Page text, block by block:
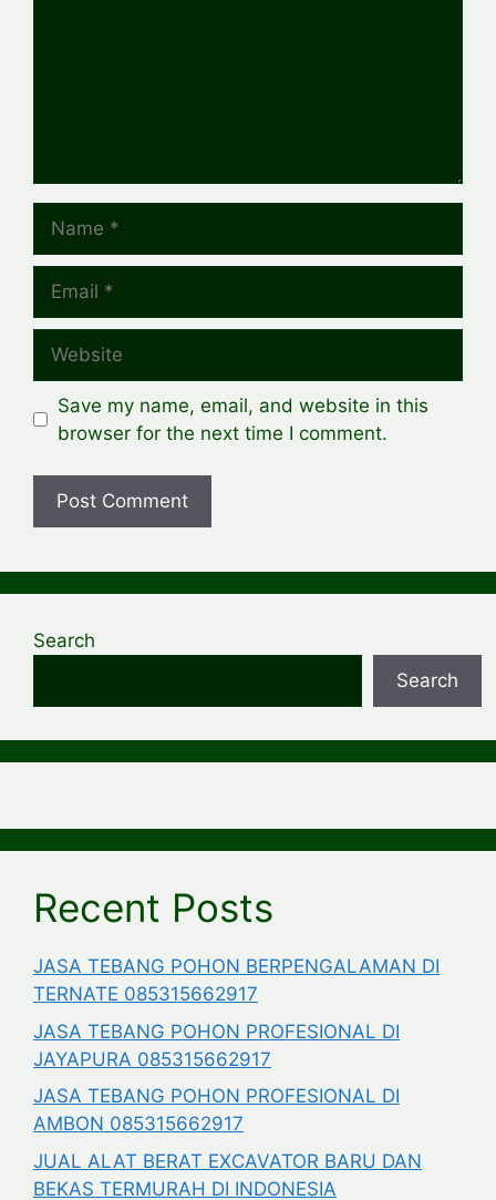
Save my name, email, and website in this
browser for the next time I comment.
Search
Search
Recent Posts
JASA TEBANG POHON BERPENGALAMAN DI
TERNATE 085315662917
JASA TEBANG POHON PROFESIONAL DI
JAYAPURA 085315662917
JASA TEBANG POHON PROFESIONAL DI
AMBON 085315662917
JUAL ALAT BERAT EXCAVATOR BARU DAN
BEKAS TERMURAH DI INDONESIA